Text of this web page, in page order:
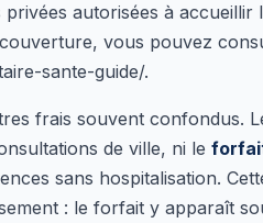
autorisées à
vous pouvez
sante-guide/.
frais souvent confondus.
de ville, ni le
sans hospitalisation.
: le forfait y apparaît